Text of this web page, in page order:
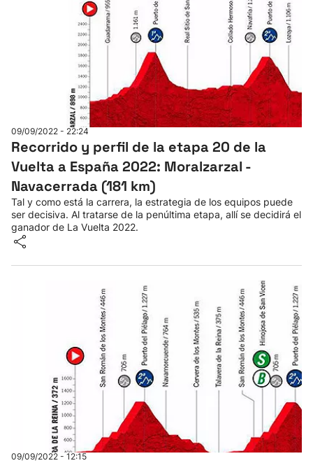
09/09/2022 - 22:24
Recorrido y perfil de la etapa 20 de la
Vuelta a España 2022: Moralzarzal -
Navacerrada (181 km)
Tal y como está la carrera, la estrategia de los equipos puede
ser decisiva. Al tratarse de la penúltima etapa, allí se decidirá el
ganador de La Vuelta 2022.
09/09/2022 - 12:15